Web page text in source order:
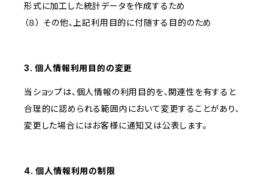
形式に加工した統計データを作成するため
（８） その他、上記利用目的に付随する目的のため
3. 個人情報利用目的の変更
当ショップは、個人情報の利用目的を、関連性を有すると
合理的に認められる範囲内において変更することがあり、
変更した場合にはお客様に通知又は公表します。
4. 個人情報利用の制限